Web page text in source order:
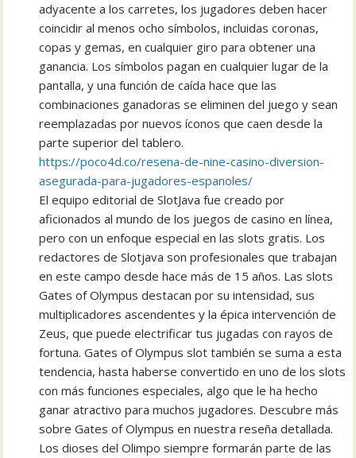
adyacente a los carretes, los jugadores deben hacer
coincidir al menos ocho símbolos, incluidas coronas,
copas y gemas, en cualquier giro para obtener una
ganancia. Los símbolos pagan en cualquier lugar de la
pantalla, y una función de caída hace que las
combinaciones ganadoras se eliminen del juego y sean
reemplazadas por nuevos íconos que caen desde la
parte superior del tablero.
https://poco4d.co/resena-de-nine-casino-diversion-
asegurada-para-jugadores-espanoles/
El equipo editorial de SlotJava fue creado por
aficionados al mundo de los juegos de casino en línea,
pero con un enfoque especial en las slots gratis. Los
redactores de Slotjava son profesionales que trabajan
en este campo desde hace más de 15 años. Las slots
Gates of Olympus destacan por su intensidad, sus
multiplicadores ascendentes y la épica intervención de
Zeus, que puede electrificar tus jugadas con rayos de
fortuna. Gates of Olympus slot también se suma a esta
tendencia, hasta haberse convertido en uno de los slots
con más funciones especiales, algo que le ha hecho
ganar atractivo para muchos jugadores. Descubre más
sobre Gates of Olympus en nuestra reseña detallada.
Los dioses del Olimpo siempre formarán parte de las